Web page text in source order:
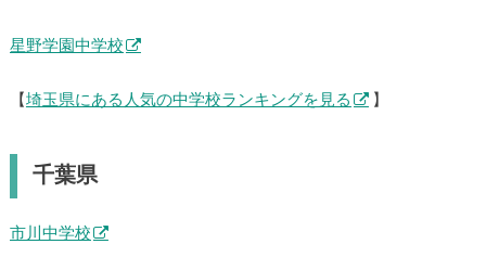
星野学園中学校
【 埼玉県にある人気の中学校ランキングを見る 】
千葉県
市川中学校